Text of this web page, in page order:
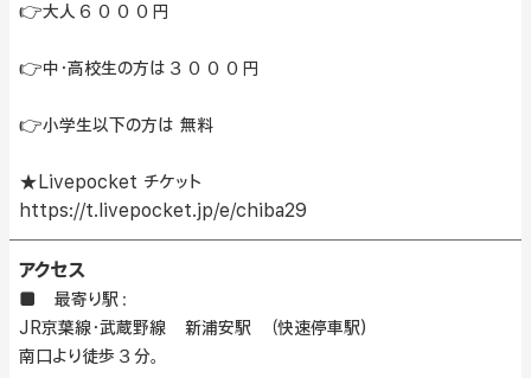
👉大人６０００円
👉中・高校生の方は３０００円
👉小学生以下の方は 無料
★Livepocket チケット
https://t.livepocket.jp/e/chiba29
アクセス
■ 最寄り駅：
JR京葉線・武蔵野線 新浦安駅 （快速停車駅）
南口より徒歩３分。